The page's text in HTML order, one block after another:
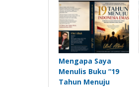
Mengapa Saya
Menulis Buku “19
Tahun Menuju